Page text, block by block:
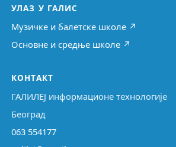
УЛАЗ У ГАЛИС
Музичке и балетске школе ↗
Основне и средње школе ↗
КОНТАКТ
ГАЛИЛЕЈ информационе технологије
Београд
063 554177